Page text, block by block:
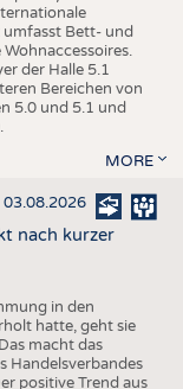
Bett- und
der Halle 5.1
Bereichen von
5.0 und 5.1 und
MORE
03.08.2026
nach kurzer
in den
hatte, geht sie
macht das
Handelsverbandes
positive Trend aus